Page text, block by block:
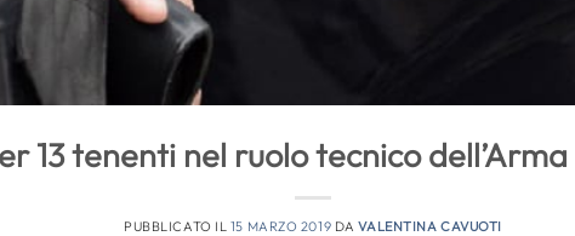
13 tenenti nel ruolo tecnico
PUBBLICATO IL 15 MARZO 2019 DAVALENTINA CAVUOTI